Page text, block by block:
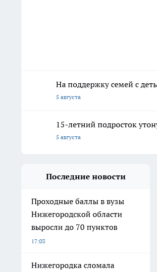
На поддержку семей с
5 августа
15-летний подросток
5 августа
Последние новости
Проходные баллы в вузы
Нижегородской области
выросли до 70 пунктов
17:03
Нижегородка сломала